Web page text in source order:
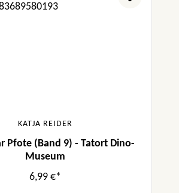
KATJA REIDER
Pfote (Band 9) - Tatort Dino-
Museum
6,99 €*